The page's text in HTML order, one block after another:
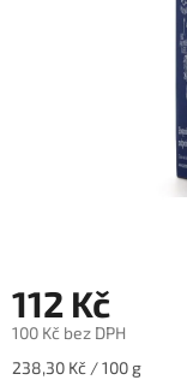
112 Kč
100 Kč bez DPH
Měrná
238,30 Kč / 100 g